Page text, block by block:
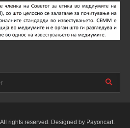
rights reserved. Designed by Payoncart.